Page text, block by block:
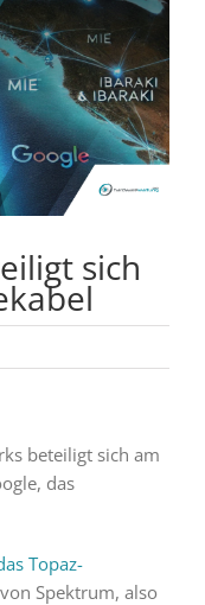
sich
beteiligt sich am
das
Topaz-
Spektrum, also